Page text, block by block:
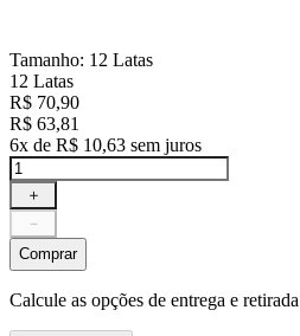
Tamanho: 12 Latas
12 Latas
R$ 70,90
R$ 63,81
6x de R$ 10,63 sem juros
＋
－
Comprar
Calcule as opções de entrega e retirada